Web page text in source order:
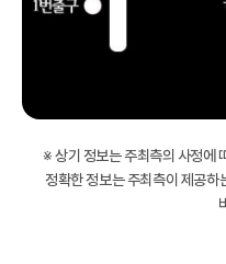
※ 상기 정보는 주최측의 사정에
정확한 정보는 주최측이 제공하